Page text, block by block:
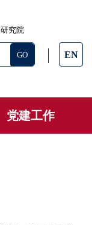
究院
EN
党建工作